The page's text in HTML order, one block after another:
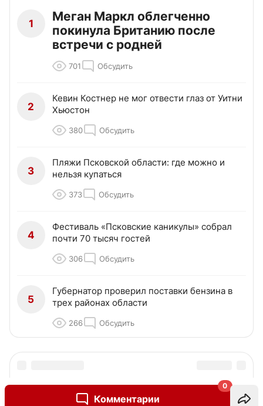
Комментарии
0
1
Меган Маркл облегченно
покинула Британию после
встречи с родней
701 Обсудить
2
Кевин Костнер не мог отвести глаз от Уитни
Хьюстон
380 Обсудить
3
Пляжи Псковской области: где можно и
нельзя купаться
373 Обсудить
4
Фестиваль «Псковские каникулы» собрал
почти 70 тысяч гостей
306 Обсудить
5
Губернатор проверил поставки бензина в
трех районах области
266 Обсудить